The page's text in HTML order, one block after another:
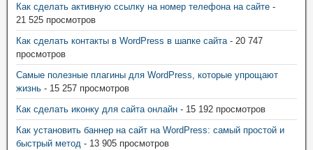
Как сделать активную ссылку на номер телефона на сайте -
21 525 просмотров
Как сделать контакты в WordPress в шапке сайта- 20 747
просмотров
Самые полезные плагины для WordPress, которые упрощают
жизнь - 15 257 просмотров
Как сделать иконку для сайта онлайн - 15 192 просмотров
Как установить баннер на сайт на WordPress: самый простой и
быстрый метод - 13 905 просмотров